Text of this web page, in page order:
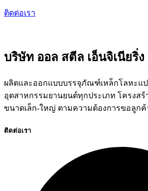
ติดต่อเรา
บริษัท ออล สตีล เอ็นจิเนียริ่ง
ผลิตและออกแบบบรรจุภัณฑ์เหล็กโลหะแป
อุตสาหกรรมยานยนต์ทุกประเภท โครงส
ขนาดเล็ก-ใหญ่ ตามความต้องการขอลูกค้
ติดต่อเรา